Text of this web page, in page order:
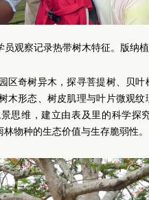
员观察记录热带树木特征。版纳
区奇树异木，探寻菩提树、贝
木形态、树皮肌理与叶片微观
思维，建立由表及里的科学探
物种的生态价值与生存脆弱性。